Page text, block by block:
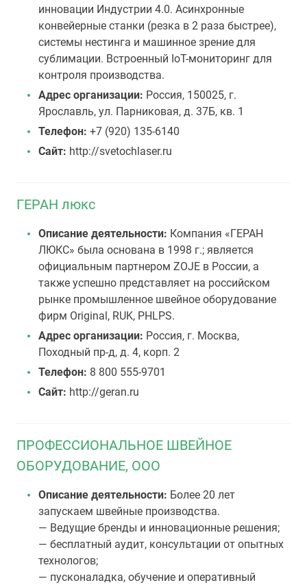
инновации Индустрии 4.0. Асинхронные
конвейерные станки (резка в 2 раза быстрее),
системы нестинга и машинное зрение для
сублимации. Встроенный IoT-мониторинг для
контроля производства.
Адрес организации: Россия, 150025, г.
Ярославль, ул. Парниковая, д. 37Б, кв. 1
Телефон: +7 (920) 135-6140
Сайт: http://svetochlaser.ru
ГЕРАН люкс
Описание деятельности: Компания «ГЕРАН
ЛЮКС» была основана в 1998 г.; является
официальным партнером ZOJE в России, а
также успешно представляет на российском
рынке промышленное швейное оборудование
фирм Original, RUK, PHLPS.
Адрес организации: Россия, г. Москва,
Походный пр-д, д. 4, корп. 2
Телефон: 8 800 555-9701
Сайт: http://geran.ru
ПРОФЕССИОНАЛЬНОЕ ШВЕЙНОЕ
ОБОРУДОВАНИЕ, ООО
Описание деятельности: Более 20 лет
запускаем швейные производства.
— Ведущие бренды и инновационные решения;
— бесплатный аудит, консультации от опытных
технологов;
— пусконаладка, обучение и оперативный